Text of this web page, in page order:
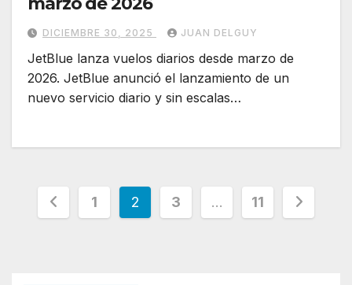
DICIEMBRE 30, 2025 JUAN DELGUY
JetBlue lanza vuelos diarios desde marzo de
2026. JetBlue anunció el lanzamiento de un
nuevo servicio diario y sin escalas…
Paginación
1 2 3 … 11